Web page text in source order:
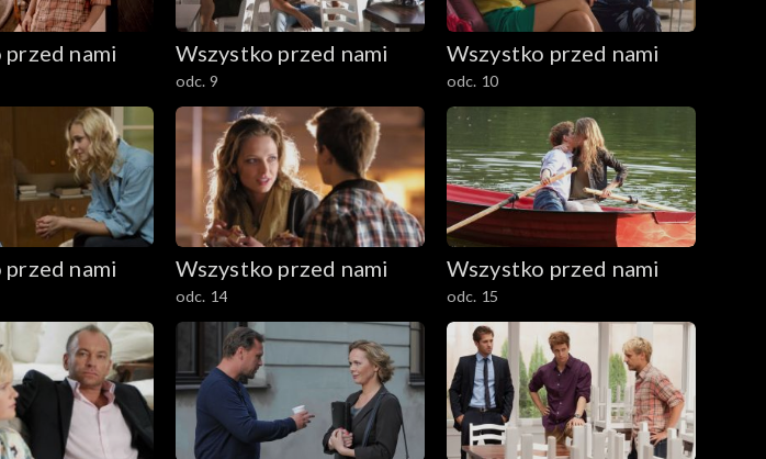
nami Wszystko przed nami
odc. 9
Wszystko przed nami
odc. 10
nami Wszystko przed nami
odc. 14
Wszystko przed nami
odc. 15